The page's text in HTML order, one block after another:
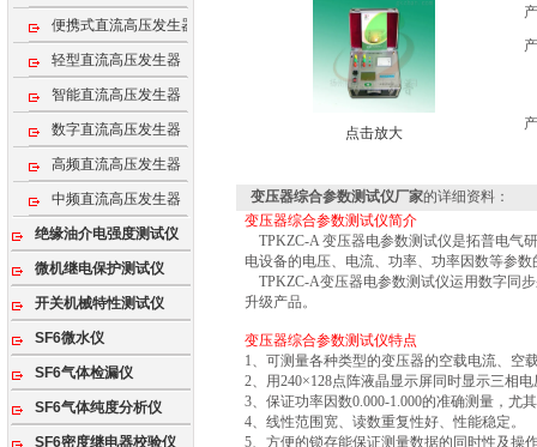
便携式直流高压发生器
轻型直流高压发生器
智能直流高压发生器
数字直流高压发生器
高频直流高压发生器
中频直流高压发生器
绝缘油介电强度测试仪
微机继电保护测试仪
开关机械特性测试仪
SF6微水仪
SF6气体检漏仪
SF6气体纯度分析仪
SF6密度继电器校验仪
点击放大
变压器综合参数测试仪厂家的详细资料：
变压器综合参数测试仪简介
TPKZC-A 变压器电参数测试仪是拓普电气
电设备的电压、电流、功率、功率因数等参
TPKZC-A变压器电参数测试仪运用数字同
升级产品。
变压器综合参数测试仪特点
1、可测量各种类型的变压器的空载电流、空
2、用240×128点阵液晶显示屏同时显示三相
3、保证功率因数0.000-1.000的准确测量，尤
4、线性范围宽、读数重复性好、性能稳定。
5、方便的锁存能保证测量数据的同时性及操